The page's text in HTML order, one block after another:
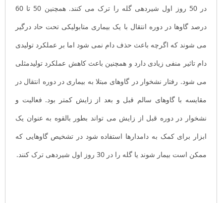
در 50 روز اول شیردهی گله را ترک می کنند. همچنین 50 تا 60
درصد گاوها در دوره انتقال با یک بیماری متابولیکی تحت حاد درگیر
می شوند که اگرچه باعث حذف دام نمی شود اما بر عملکرد تولیدی
دام تاثیر منفی زیادی دارد و همچنین باعث کاهش عملکرد تولیدمثلی
می شود. رفتار نشخوار در گاوهای مبتلا به بیماری در دوره انتقال در
مقایسه با گاوهای سالم قبل و بعد از زایش کمتر بود. فعالیت و
نشخوار در دوره قبل از زایش می تواند بطور بالقوه به عنوان یک
ابزار برای کمک به دامدارها استفاده شود در تشخیص گاوهایی که
ممکن است بیمار شوند یا گله را در 30 روز اول شیردهی ترک کنند.